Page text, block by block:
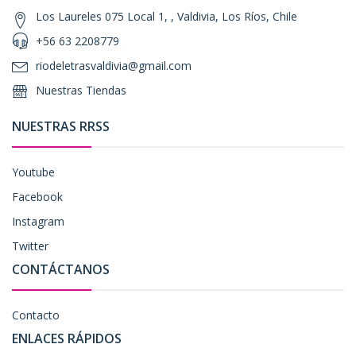
Los Laureles 075 Local 1, , Valdivia, Los Ríos, Chile
+56 63 2208779
riodeletrasvaldivia@gmail.com
Nuestras Tiendas
NUESTRAS RRSS
Youtube
Facebook
Instagram
Twitter
CONTÁCTANOS
Contacto
ENLACES RÁPIDOS